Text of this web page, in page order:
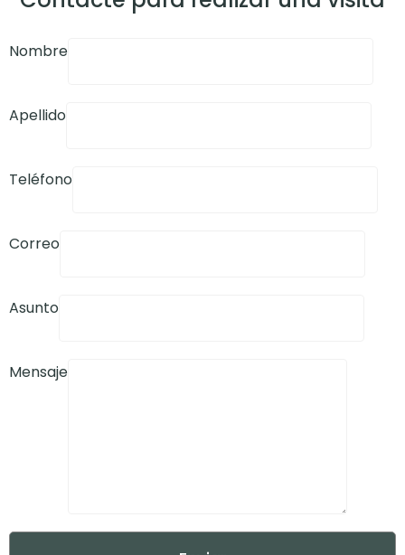
Nombre
Apellido
Teléfono
Correo
Asunto
Mensaje